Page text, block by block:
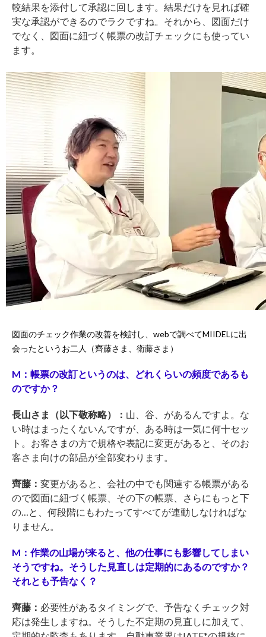
較結果を添付して承認に回します。結果だけを見れば確
実な承認ができるのでラクですね。それから、図面だけ
でなく、図面に紐づく帳票の改訂チェックにも使ってい
ます。
図面のチェック作業の改善を検討し、webで調べてMIIDELに出
会ったというお二人（齊藤さま、衛藤さま）
M：帳票の改訂というのは、どれくらいの頻度であるも
のですか？
長山さま（以下敬称略）： 山、谷、があるんですよ。な
い時はまったくないんですが、ある時は一気に何十セッ
ト。お客さまの方で規格や表記に変更があると、そのお
客さま向けの部品が全部変わります。
齊藤： 変更があると、会社の中でも関連する帳票がある
ので図面に紐づく帳票、その下の帳票、さらにもっと下
の…と、何段階にもわたってすべてが連動しなければな
りません。
M：作業の山場が来ると、他の仕事にも影響してしまい
そうですね。そうした見直しは定期的にあるのですか？
それとも予告なく？
齊藤： 必要性があるタイミングで、予告なくチェック対
応は発生しますね。そうした不定期の見直しに加えて、